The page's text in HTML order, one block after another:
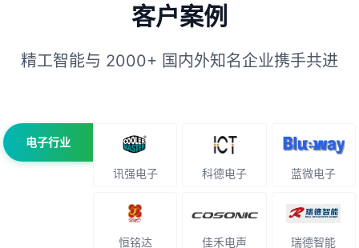
客户案例
精工智能与 2000+ 国内外知名企业携手共进
电子行业
讯强电子 科德电子 蓝微电子
恒铭达 佳禾电声 瑞德智能